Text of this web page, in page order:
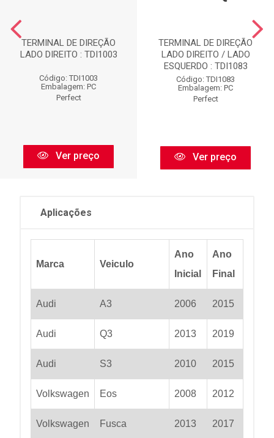
TERMINAL DE DIREÇÃO
LADO DIREITO : TDI1003
Código: TDI1003
Embalagem: PC
Perfect
Ver preço
TERMINAL DE DIREÇÃO
LADO DIREITO / LADO
ESQUERDO : TDI1083
Código: TDI1083
Embalagem: PC
Perfect
Ver preço
Aplicações
Marca Veiculo
Ano
Inicial
Ano
Final
Audi A3 2006 2015
Audi Q3 2013 2019
Audi S3 2010 2015
Volkswagen Eos 2008 2012
Volkswagen Fusca 2013 2017